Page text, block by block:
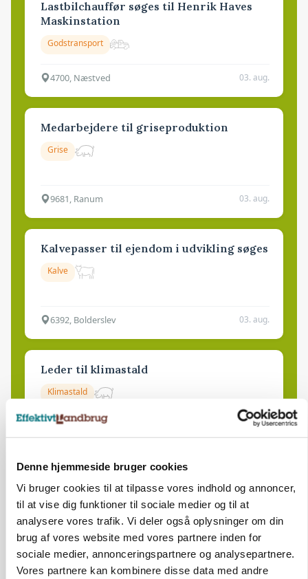
Denne hjemmeside bruger cookies
Vi bruger cookies til at tilpasse vores indhold og annoncer,
til at vise dig funktioner til sociale medier og til at
analysere vores trafik. Vi deler også oplysninger om din
brug af vores website med vores partnere inden for
sociale medier, annonceringspartnere og analysepartnere.
Vores partnere kan kombinere disse data med andre
Lastbilchauffør søges til Henrik Haves
Maskinstation
Godstransport
4700, Næstved 03. aug.
Medarbejdere til griseproduktion
Grise
9681, Ranum 03. aug.
Kalvepasser til ejendom i udvikling søges
Kalve
6392, Bolderslev 03. aug.
Leder til klimastald
Klimastald
9670, Løgstør 03. aug.